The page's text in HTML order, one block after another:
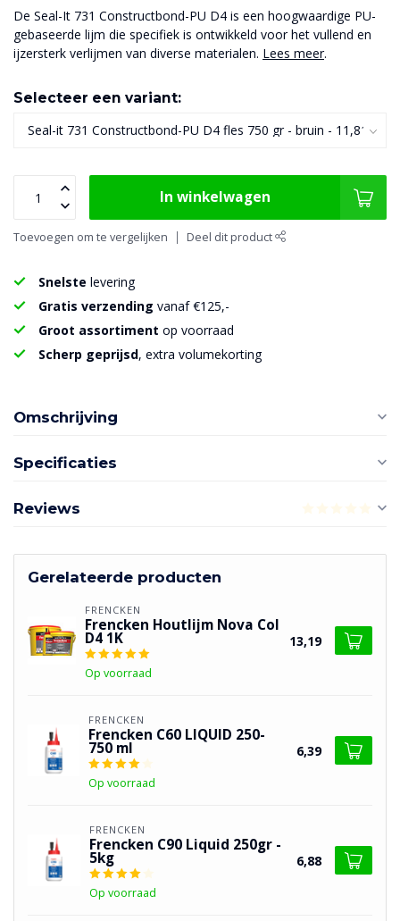
De Seal-It 731 Constructbond-PU D4 is een hoogwaardige PU-
gebaseerde lijm die specifiek is ontwikkeld voor het vullend en
ijzersterk verlijmen van diverse materialen. Lees meer.
Selecteer een variant:
In winkelwagen
Toevoegen om te vergelijken Deel dit product
Snelste levering
Gratis verzending vanaf €125,-
Groot assortiment op voorraad
Scherp geprijsd, extra volumekorting
Omschrijving
Specificaties
Reviews
Gerelateerde producten
FRENCKEN
Frencken Houtlijm Nova Col
D4 1K
Op voorraad
13,19
FRENCKEN
Frencken C60 LIQUID 250-
750 ml
Op voorraad
6,39
FRENCKEN
Frencken C90 Liquid 250gr -
5kg
Op voorraad
6,88